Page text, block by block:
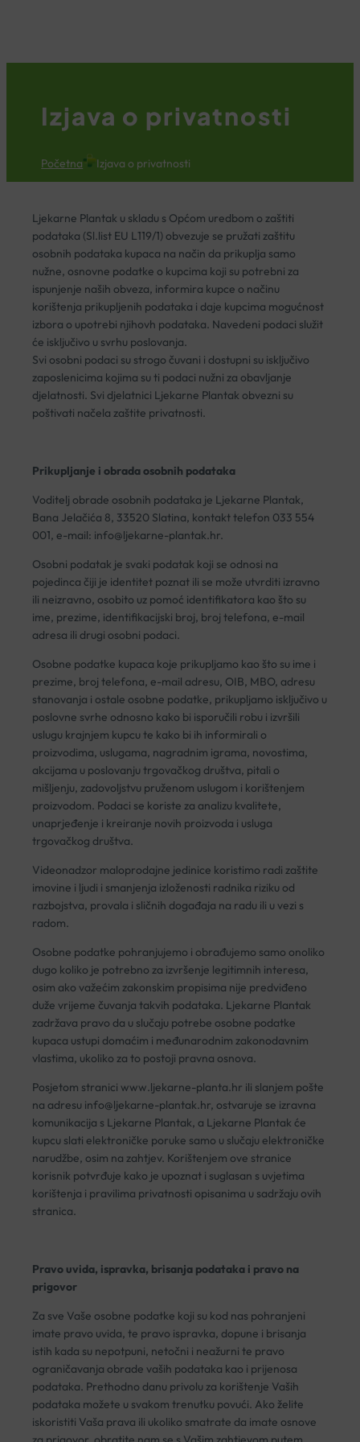
Izjava o privatnosti
Početna Izjava o privatnosti
Ljekarne Plantak u skladu s Općom uredbom o zaštiti
podataka (Sl.list EU L119/1) obvezuje se pružati zaštitu
osobnih podataka kupaca na način da prikuplja samo
nužne, osnovne podatke o kupcima koji su potrebni za
ispunjenje naših obveza, informira kupce o načinu
korištenja prikupljenih podataka i daje kupcima mogućnost
izbora o upotrebi njihovh podataka. Navedeni podaci služit
će isključivo u svrhu poslovanja.
Svi osobni podaci su strogo čuvani i dostupni su isključivo
zaposlenicima kojima su ti podaci nužni za obavljanje
djelatnosti. Svi djelatnici Ljekarne Plantak obvezni su
poštivati načela zaštite privatnosti.
Prikupljanje i obrada osobnih podataka
Voditelj obrade osobnih podataka je Ljekarne Plantak,
Bana Jelačića 8, 33520 Slatina, kontakt telefon 033 554
001, e-mail: info@ljekarne-plantak.hr.
Osobni podatak je svaki podatak koji se odnosi na
pojedinca čiji je identitet poznat ili se može utvrditi izravno
ili neizravno, osobito uz pomoć identifikatora kao što su
ime, prezime, identifikacijski broj, broj telefona, e-mail
adresa ili drugi osobni podaci.
Osobne podatke kupaca koje prikupljamo kao što su ime i
prezime, broj telefona, e-mail adresu, OIB, MBO, adresu
stanovanja i ostale osobne podatke, prikupljamo isključivo u
poslovne svrhe odnosno kako bi isporučili robu i izvršili
uslugu krajnjem kupcu te kako bi ih informirali o
proizvodima, uslugama, nagradnim igrama, novostima,
akcijama u poslovanju trgovačkog društva, pitali o
mišljenju, zadovoljstvu pruženom uslugom i korištenjem
proizvodom. Podaci se koriste za analizu kvalitete,
unaprjeđenje i kreiranje novih proizvoda i usluga
trgovačkog društva.
Videonadzor maloprodajne jedinice koristimo radi zaštite
imovine i ljudi i smanjenja izloženosti radnika riziku od
razbojstva, provala i sličnih događaja na radu ili u vezi s
radom.
Osobne podatke pohranjujemo i obrađujemo samo onoliko
dugo koliko je potrebno za izvršenje legitimnih interesa,
osim ako važećim zakonskim propisima nije predviđeno
duže vrijeme čuvanja takvih podataka. Ljekarne Plantak
zadržava pravo da u slučaju potrebe osobne podatke
kupaca ustupi domaćim i međunarodnim zakonodavnim
vlastima, ukoliko za to postoji pravna osnova.
Posjetom stranici www.ljekarne-planta.hr ili slanjem pošte
na adresu info@ljekarne-plantak.hr, ostvaruje se izravna
komunikacija s Ljekarne Plantak, a Ljekarne Plantak će
kupcu slati elektroničke poruke samo u slučaju elektroničke
narudžbe, osim na zahtjev. Korištenjem ove stranice
korisnik potvrđuje kako je upoznat i suglasan s uvjetima
korištenja i pravilima privatnosti opisanima u sadržaju ovih
stranica.
Pravo uvida, ispravka, brisanja podataka i pravo na
prigovor
Za sve Vaše osobne podatke koji su kod nas pohranjeni
imate pravo uvida, te pravo ispravka, dopune i brisanja
istih kada su nepotpuni, netočni i neažurni te pravo
ograničavanja obrade vaših podataka kao i prijenosa
podataka. Prethodno danu privolu za korištenje Vaših
podataka možete u svakom trenutku povući. Ako želite
iskoristiti Vaša prava ili ukoliko smatrate da imate osnove